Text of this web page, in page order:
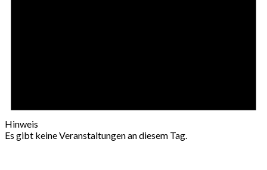
Hinweis
Es gibt keine Veranstaltungen an diesem Tag.